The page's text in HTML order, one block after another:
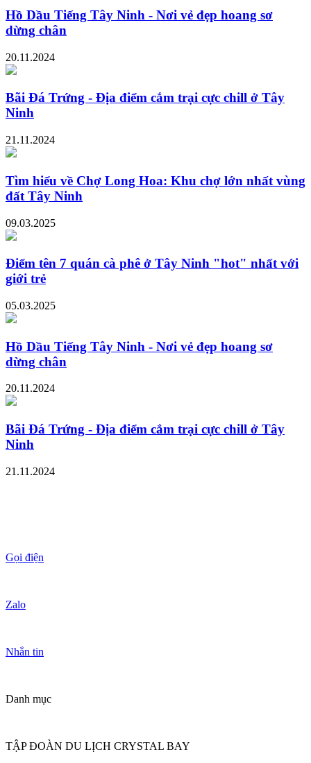
Hồ Dầu Tiếng Tây Ninh - Nơi vẻ đẹp hoang sơ
dừng chân
20.11.2024
Bãi Đá Trứng - Địa điểm cắm trại cực chill ở Tây
Ninh
21.11.2024
Tìm hiểu về Chợ Long Hoa: Khu chợ lớn nhất vùng
đất Tây Ninh
09.03.2025
Điểm tên 7 quán cà phê ở Tây Ninh "hot" nhất với
giới trẻ
05.03.2025
Hồ Dầu Tiếng Tây Ninh - Nơi vẻ đẹp hoang sơ
dừng chân
20.11.2024
Bãi Đá Trứng - Địa điểm cắm trại cực chill ở Tây
Ninh
21.11.2024
Gọi điện
Zalo
Nhắn tin
Danh mục
TẬP ĐOÀN DU LỊCH CRYSTAL BAY